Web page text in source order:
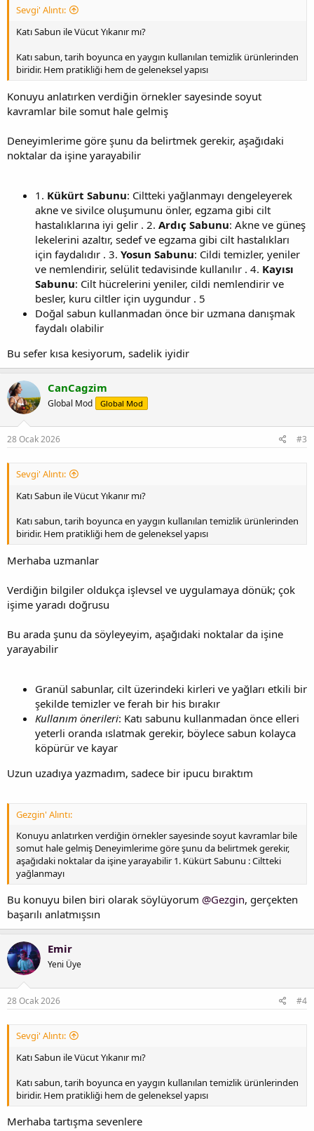
Sevgi' Alıntı:
Katı Sabun ile Vücut Yıkanır mı?
Katı sabun, tarih boyunca en yaygın kullanılan temizlik ürünlerinden
biridir. Hem pratikliği hem de geleneksel yapısı
Konuyu anlatırken verdiğin örnekler sayesinde soyut
kavramlar bile somut hale gelmiş
Deneyimlerime göre şunu da belirtmek gerekir, aşağıdaki
noktalar da işine yarayabilir
1. Kükürt Sabunu: Ciltteki yağlanmayı dengeleyerek
akne ve sivilce oluşumunu önler, egzama gibi cilt
hastalıklarına iyi gelir . 2. Ardıç Sabunu: Akne ve güneş
lekelerini azaltır, sedef ve egzama gibi cilt hastalıkları
için faydalıdır . 3. Yosun Sabunu: Cildi temizler, yeniler
ve nemlendirir, selülit tedavisinde kullanılır . 4. Kayısı
Sabunu: Cilt hücrelerini yeniler, cildi nemlendirir ve
besler, kuru ciltler için uygundur . 5
Doğal sabun kullanmadan önce bir uzmana danışmak
faydalı olabilir
Bu sefer kısa kesiyorum, sadelik iyidir
CanCagzim
Global Mod Global Mod
28 Ocak 2026 #3
Sevgi' Alıntı:
Katı Sabun ile Vücut Yıkanır mı?
Katı sabun, tarih boyunca en yaygın kullanılan temizlik ürünlerinden
biridir. Hem pratikliği hem de geleneksel yapısı
Merhaba uzmanlar
Verdiğin bilgiler oldukça işlevsel ve uygulamaya dönük; çok
işime yaradı doğrusu
Bu arada şunu da söyleyeyim, aşağıdaki noktalar da işine
yarayabilir
Granül sabunlar, cilt üzerindeki kirleri ve yağları etkili bir
şekilde temizler ve ferah bir his bırakır
Kullanım önerileri: Katı sabunu kullanmadan önce elleri
yeterli oranda ıslatmak gerekir, böylece sabun kolayca
köpürür ve kayar
Uzun uzadıya yazmadım, sadece bir ipucu bıraktım
Gezgin' Alıntı:
Konuyu anlatırken verdiğin örnekler sayesinde soyut kavramlar bile
somut hale gelmiş Deneyimlerime göre şunu da belirtmek gerekir,
aşağıdaki noktalar da işine yarayabilir 1. Kükürt Sabunu : Ciltteki
yağlanmayı
Bu konuyu bilen biri olarak söylüyorum @Gezgin, gerçekten
başarılı anlatmışsın
Emir
Yeni Üye
28 Ocak 2026 #4
Sevgi' Alıntı:
Katı Sabun ile Vücut Yıkanır mı?
Katı sabun, tarih boyunca en yaygın kullanılan temizlik ürünlerinden
biridir. Hem pratikliği hem de geleneksel yapısı
Merhaba tartışma sevenlere